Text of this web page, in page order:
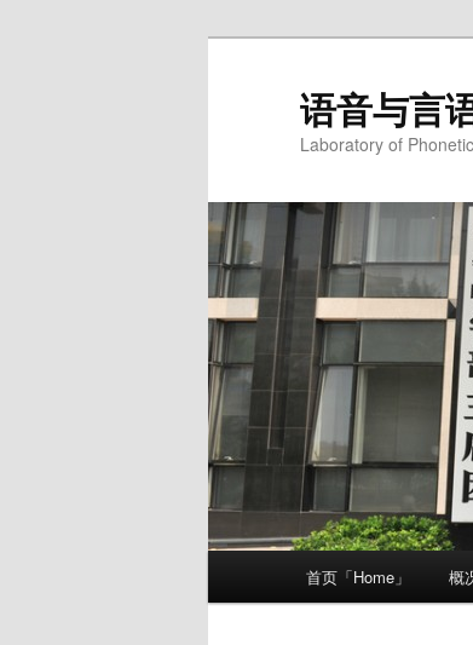
语音与言
Laboratory of
跳至主内容区域
跳至副内容区域
首页「Home」 概